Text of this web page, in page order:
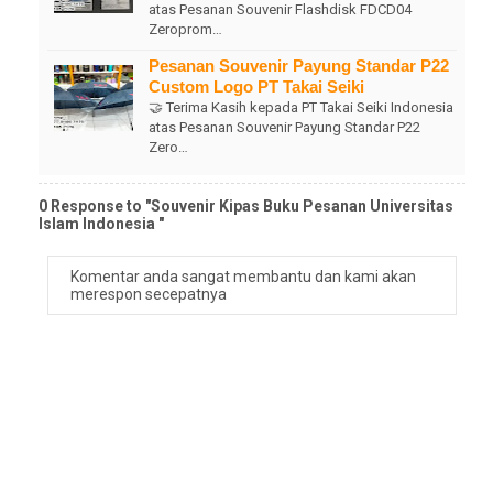
atas Pesanan Souvenir Flashdisk FDCD04
Zeroprom…
Pesanan Souvenir Payung Standar P22
Custom Logo PT Takai Seiki
🤝 Terima Kasih kepada PT Takai Seiki Indonesia
atas Pesanan Souvenir Payung Standar P22
Zero…
0 Response to "Souvenir Kipas Buku Pesanan Universitas
Islam Indonesia "
Komentar anda sangat membantu dan kami akan
merespon secepatnya